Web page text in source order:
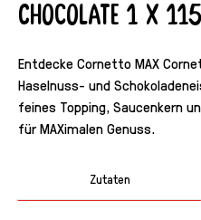
Chocolate 1 x
Entdecke Cornetto MAX
Haselnuss- und
feines Topping, Saucenkern
für MAXimalen Genuss.
Zutaten